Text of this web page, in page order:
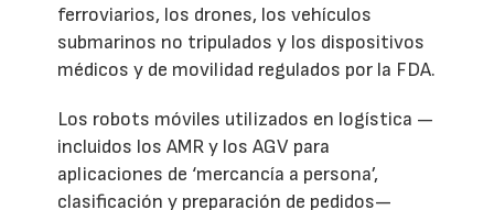
ferroviarios, los drones, los vehículos
submarinos no tripulados y los dispositivos
médicos y de movilidad regulados por la FDA.
Los robots móviles utilizados en logística —
incluidos los AMR y los AGV para
aplicaciones de ‘mercancía a persona’,
clasificación y preparación de pedidos—